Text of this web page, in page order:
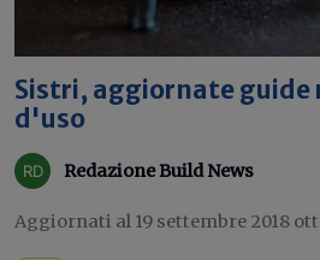
Sistri, aggiornate guide
d'uso
Redazione Build News
Aggiornati al 19 settembre 2018